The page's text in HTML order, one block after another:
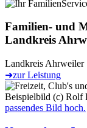
Familien- und
Landkreis
Landkreis Ahrweiler
➜zur Leistung
Beispielbild (c) Rolf
passendes Bild hoch.